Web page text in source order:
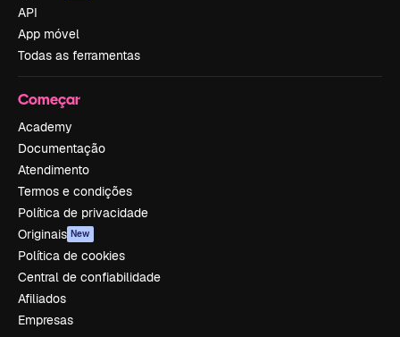
API
App móvel
Todas as ferramentas
Começar
Academy
Documentação
Atendimento
Termos e condições
Política de privacidade
Originais New
Política de cookies
Central de confiabilidade
Afiliados
Empresas